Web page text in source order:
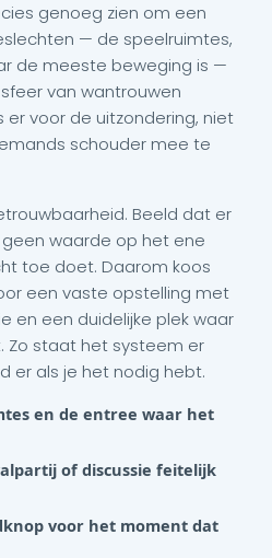
genoeg zien om een
— de speelruimtes,
de meeste beweging is —
van wantrouwen
er voor de uitzondering, niet
schouder mee te
Beeld dat er
geen waarde op het ene
toe doet. Daarom koos
een vaste opstelling met
en een duidelijke plek waar
Zo staat het systeem er
er als je het nodig hebt.
en de entree waar het
of discussie feitelijk
voor het moment dat